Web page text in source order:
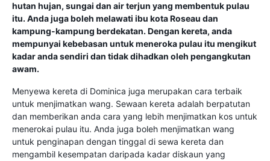
hutan hujan, sungai dan air terjun yang membentuk pulau
itu. Anda juga boleh melawati ibu kota Roseau dan
kampung-kampung berdekatan. Dengan kereta, anda
mempunyai kebebasan untuk meneroka pulau itu mengikut
kadar anda sendiri dan tidak dihadkan oleh pengangkutan
awam.
Menyewa kereta di Dominica juga merupakan cara terbaik
untuk menjimatkan wang. Sewaan kereta adalah berpatutan
dan memberikan anda cara yang lebih menjimatkan kos untuk
menerokai pulau itu. Anda juga boleh menjimatkan wang
untuk penginapan dengan tinggal di sewa kereta dan
mengambil kesempatan daripada kadar diskaun yang